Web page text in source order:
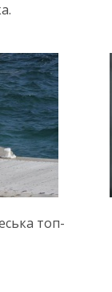
топ-